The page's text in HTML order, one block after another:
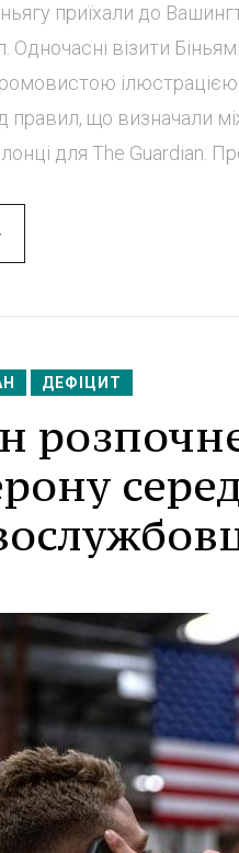
приїхали до
Одночасні візити
ілюстрацією
правил, що визначали
для The Guardian.
ДЕФІЦИТ